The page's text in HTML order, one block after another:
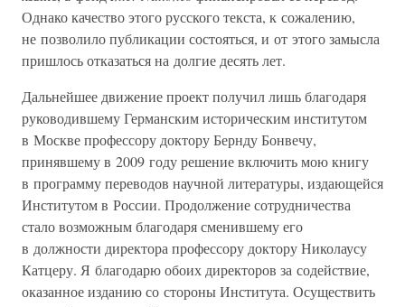
Однако качество этого русского текста, к сожалению,
не позволило публикации состояться, и от этого замысла
пришлось отказаться на долгие десять лет.
Дальнейшее движение проект получил лишь благодаря
руководившему Германским историческим институтом
в Москве профессору доктору Бернду Бонвечу,
принявшему в 2009 году решение включить мою книгу
в программу переводов научной литературы, издающейся
Институтом в России. Продолжение сотрудничества
стало возможным благодаря сменившему его
в должности директора профессору доктору Николаусу
Катцеру. Я благодарю обоих директоров за содействие,
оказанное изданию со стороны Института. Осуществить